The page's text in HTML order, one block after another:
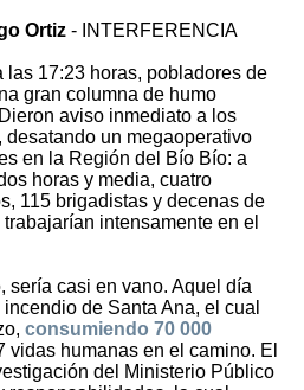
Ortiz - INTERFERENCIA
las 17:23 horas, pobladores de
gran columna de humo
aviso inmediato a los
un megaoperativo
en la Región del Bío Bío: a
horas y media, cuatro
115 brigadistas y decenas de
intensamente en el
sería casi en vano. Aquel día
de Santa Ana, el cual
consumiendo 70 000
vidas humanas en el camino. El
del Ministerio Público